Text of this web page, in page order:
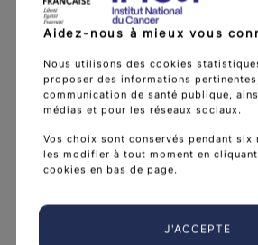
L'Institut national du cancer est
sanitaire et scientifique en
Découvrir l’Institut arrow_forward
Aidez-nous à mieux vous
Nous utilisons des cookies
proposer des informations
communication de santé publique,
médias et pour les réseaux sociaux.
Vos choix sont conservés pendant six
les modifier à tout moment en
cookies en bas de page.
J'ACCEPTE